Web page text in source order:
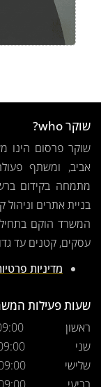
שוקר who?
שוקר פרסום הינו
אביב, ומשתף
מתמחה בקידום
בניית אתרים וניהול
עסקים, קטנים עד
מדיניות
שעות פעילות
ראשון – 18:00
שני – 18:00
שלישי – 18:00
רביעי – 18:00